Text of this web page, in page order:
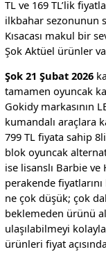
TL ve 169 TL’lik
ilkbahar sezonunun
Kısacası makul bir
Şok Aktüel ürünler
Şok 21 Şubat 2026
tamamen oyuncak
Gokidy markasının
kumandalı araçlara
799 TL fiyata sahip
blok oyuncak
ise lisanslı Barbie
perakende
ne çok düşük; çok
beklemeden ürünü
ulaşılabilmeyi
ürünleri fiyat